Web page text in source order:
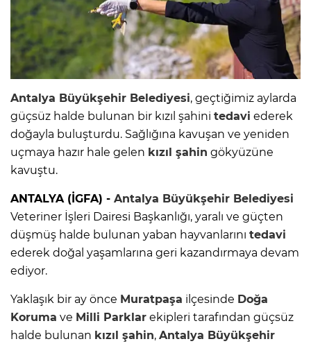
Antalya Büyükşehir Belediyesi, geçtiğimiz aylarda
güçsüz halde bulunan bir kızıl şahini tedavi ederek
doğayla buluşturdu. Sağlığına kavuşan ve yeniden
uçmaya hazır hale gelen kızıl şahin gökyüzüne
kavuştu.
ANTALYA (İGFA) - Antalya Büyükşehir Belediyesi
Veteriner İşleri Dairesi Başkanlığı, yaralı ve güçten
düşmüş halde bulunan yaban hayvanlarını tedavi
ederek doğal yaşamlarına geri kazandırmaya devam
ediyor.
Yaklaşık bir ay önce Muratpaşa ilçesinde Doğa
Koruma ve Milli Parklar ekipleri tarafından güçsüz
halde bulunan kızıl şahin, Antalya Büyükşehir